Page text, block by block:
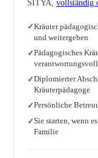
SITYA, vollständig
Kräuter
und weitergeben
Pädagogisches
Diplomierter
Kräuterpädagoge
Persönliche
Sie starten, wenn
Familie